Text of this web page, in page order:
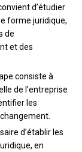
d’étudier
forme juridique,
de
et des
consiste à
de l’entreprise
les
d’établir les
en